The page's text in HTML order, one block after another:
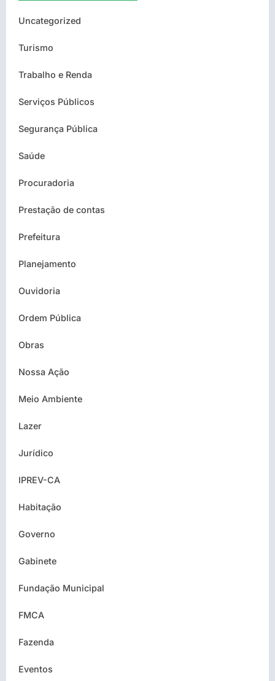
Uncategorized
Turismo
Trabalho e Renda
Serviços Públicos
Segurança Pública
Saúde
Procuradoria
Prestação de contas
Prefeitura
Planejamento
Ouvidoria
Ordem Pública
Obras
Nossa Ação
Meio Ambiente
Lazer
Jurídico
IPREV-CA
Habitação
Governo
Gabinete
Fundação Municipal
FMCA
Fazenda
Eventos